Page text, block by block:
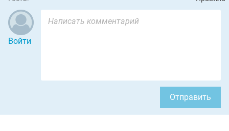
Войти
Отправить